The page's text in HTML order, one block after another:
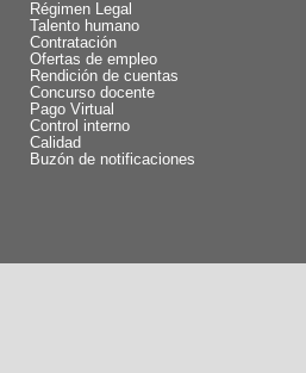
Régimen Legal
Talento humano
Contratación
Ofertas de empleo
Rendición de cuentas
Concurso docente
Pago Virtual
Control interno
Calidad
Buzón de notificaciones